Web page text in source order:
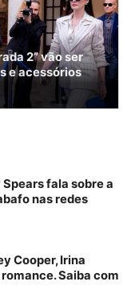
2” vão ser
e acessórios
Spears fala sobre a
nas redes
Cooper, Irina
Saiba com